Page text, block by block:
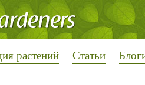
растений Статьи